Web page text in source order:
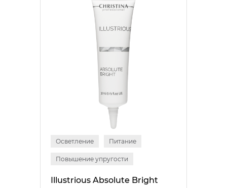
Осветление Питание
Повышение упругости
Illustrious Absolute Bright